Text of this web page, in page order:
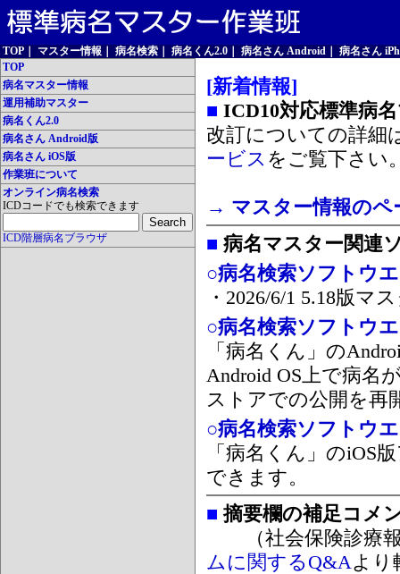
TOP マスター情報 病名検索 病名くん2.0 病名さん Android
病名さん
TOP
病名マスター情報
運用補助マスター
病名くん2.0
病名さん Android版
病名さん iOS版
作業班について
オンライン病名検索
ICDコードでも検索できます
ICD階層病名ブラウザ
[新着情報]
■ ICD10対応標準病
改訂についての詳細
ービス をご覧下さい
→ マスター情報のペ
■ 病名マスター関連
○病名検索ソフトウ
・2026/6/1 5.18版マ
○病名検索ソフトウ
「病名くん」の
Android OS上で病名
ストアでの公開を再
○病名検索ソフトウ
「病名くん」のiOS
できます。
■ 摘要欄の補足コメ
（社会保険診療報
ムに関するQ&Aより